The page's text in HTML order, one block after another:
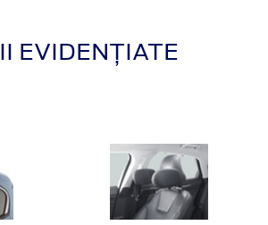
EVIDENȚIATE